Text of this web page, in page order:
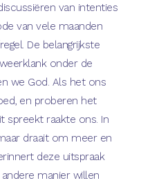
van intenties
van vele maanden
De belangrijkste
onder de
we God. Als het ons
en proberen het
spreekt raakte ons. In
draait om meer en
deze uitspraak
manier willen